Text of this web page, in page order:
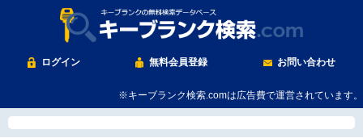
ログイン 無料会員登録 お問い合わせ
※キーブランク検索.comは広告費で運営されています。